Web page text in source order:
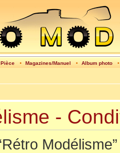
Pièce • Magazines/Manuel • Album photo
-